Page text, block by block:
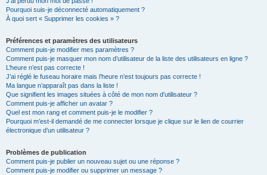
Pourquoi suis-je déconnecté automatiquement ?
À quoi sert « Supprimer les cookies » ?
Préférences et paramètres des utilisateurs
Comment puis-je modifier mes paramètres ?
Comment puis-je masquer mon nom d’utilisateur de la liste des utilisateurs en ligne ?
L’heure n’est pas correcte !
J’ai réglé le fuseau horaire mais l’heure n’est toujours pas correcte !
Ma langue n’apparaît pas dans la liste !
Que signifient les images situées à côté de mon nom d’utilisateur ?
Comment puis-je afficher un avatar ?
Quel est mon rang et comment puis-je le modifier ?
Pourquoi m’est-il demandé de me connecter lorsque je clique sur le lien de courrier
électronique d’un utilisateur ?
Problèmes de publication
Comment puis-je publier un nouveau sujet ou une réponse ?
Comment puis-je modifier ou supprimer un message ?